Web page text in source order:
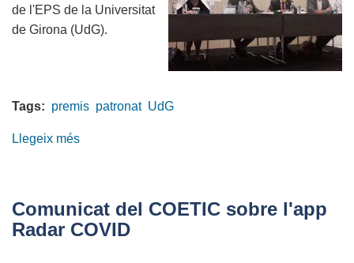
de l'EPS de la Universitat
de Girona (UdG).
Tags: premis patronat UdG
Llegeix més
edició
dels
Comunicat del COETIC sobre l'app
Radar COVID